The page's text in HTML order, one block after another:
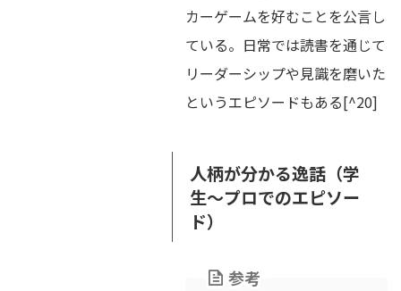
カーゲームを好むことを公言し
ている。日常では読書を通じて
リーダーシップや見識を磨いた
というエピソードもある[^20]
人柄が分かる逸話（学
生〜プロでのエピソー
ド）
参考